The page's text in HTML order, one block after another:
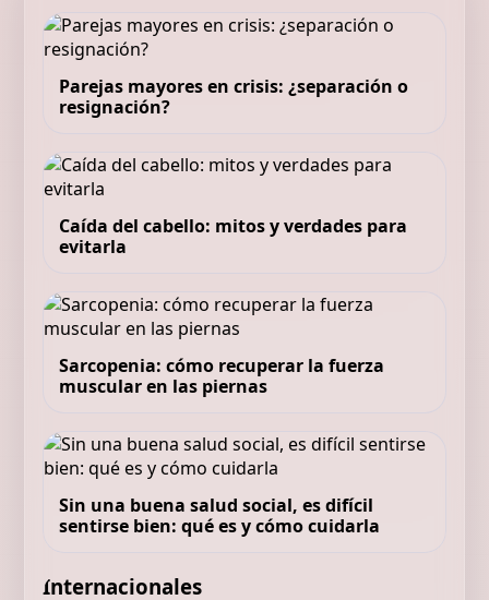
Parejas mayores en crisis: ¿separación o
resignación?
Caída del cabello: mitos y verdades para
evitarla
Sarcopenia: cómo recuperar la fuerza
muscular en las piernas
Sin una buena salud social, es difícil
sentirse bien: qué es y cómo cuidarla
Internacionales